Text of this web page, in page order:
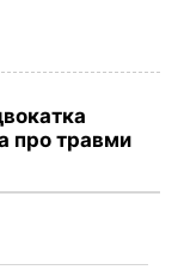
про травми